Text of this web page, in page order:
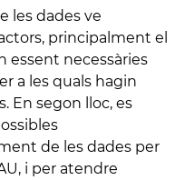
les dades ve
principalment el
essent necessàries
a les quals hagin
En segon lloc, es
de les dades per
i per atendre